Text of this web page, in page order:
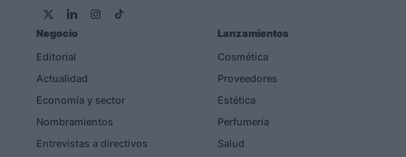
Negocio
Editorial
Actualidad
Economía y sector
Nombramientos
Entrevistas a directivos
Lanzamientos
Cosmética
Proveedores
Estética
Perfumería
Salud